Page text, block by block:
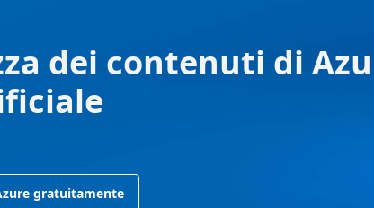
dei contenuti di
gratuitamente